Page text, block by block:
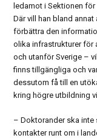
ledamot i Sektionen för
Där vill han bland
förbättra den
olika infrastrukturer för
och utanför Sverige –
finns tillgängliga och
dessutom få till en
kring högre utbildning
– Doktorander ska inte
kontakter runt om i